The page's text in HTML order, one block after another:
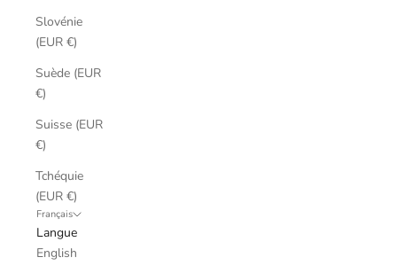
Slovénie
(EUR €)
Suède (EUR
€)
Suisse (EUR
€)
Tchéquie
(EUR €)
Français
Langue
English